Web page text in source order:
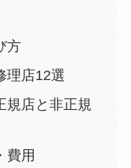
方
理店12選
規店と非正規
費用